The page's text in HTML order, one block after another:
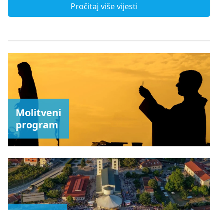
Pročitaj više vijesti
Molitveni
program